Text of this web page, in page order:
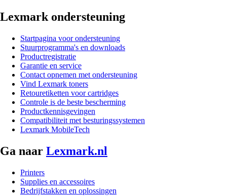
Lexmark ondersteuning
Startpagina voor ondersteuning
Stuurprogramma's en downloads
Productregistratie
Garantie en service
Contact opnemen met ondersteuning
Vind Lexmark toners
Retouretiketten voor cartridges
Controle is de beste bescherming
Productkennisgevingen
Compatibiliteit met besturingssystemen
Lexmark MobileTech
Ga naar Lexmark.nl
Printers
Supplies en accessoires
Bedrijfstakken en oplossingen